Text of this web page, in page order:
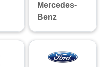
Mercedes-
Benz